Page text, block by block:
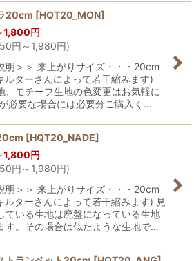
20cm [HQT20_MON]
1,800円
円 ～1,980円)
明＞＞ 来上がりサイズ・・・20cm
ルターさんによって若干縮みます)
、モチーフ生地の色変更はお気軽に
必要な場合には必要分ご購入く…
[HQT20_NADE]
1,800円
円 ～1,980円)
明＞＞ 来上がりサイズ・・・20cm
ターさんによって若干縮みます) 見
ている生地は廃盤になっている生地
す。その場合は似たような生地で…